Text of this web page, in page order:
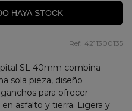
HAYA STOCK
Ref: 4211300135
SL 40mm combina
sola pieza, diseño
para ofrecer
asfalto y tierra. Ligera y